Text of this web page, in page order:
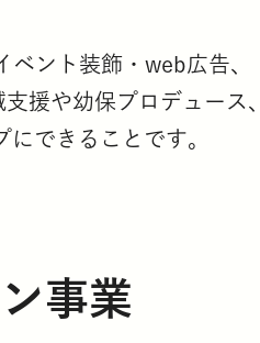
ント装飾・web広告、
援や幼保プロデュース、
できることです。
事業